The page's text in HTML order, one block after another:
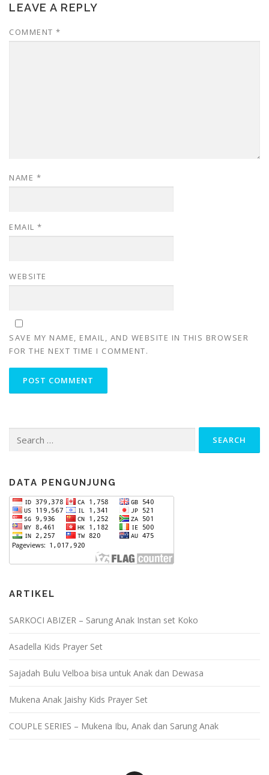
LEAVE A REPLY
COMMENT *
NAME *
EMAIL *
WEBSITE
SAVE MY NAME, EMAIL, AND WEBSITE IN THIS BROWSER
FOR THE NEXT TIME I COMMENT.
for:
DATA PENGUNJUNG
ARTIKEL
SARKOCI ABIZER – Sarung Anak Instan set Koko
Asadella Kids Prayer Set
Sajadah Bulu Velboa bisa untuk Anak dan Dewasa
Mukena Anak Jaishy Kids Prayer Set
COUPLE SERIES – Mukena Ibu, Anak dan Sarung Anak